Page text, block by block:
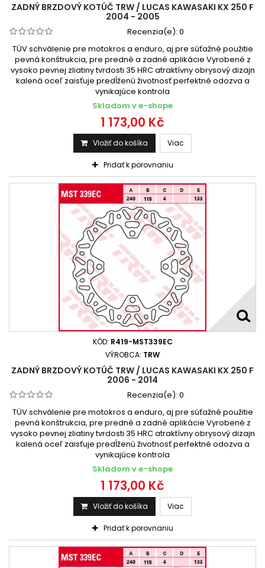
ZADNÝ BRZDOVÝ KOTÚČ TRW / LUCAS KAWASAKI KX 250 F
2004 - 2005
Recenzia(e): 0
TÜV schválenie pre motokros a enduro, aj pre súťažné použitie
pevná konštrukcia, pre predné a zadné aplikácie Vyrobené z
vysoko pevnej zliatiny tvrdosti 35 HRC atraktívny obrysový dizajn
kalená oceľ zaisťuje predĺženú životnosť perfektné odozva a
vynikajúce kontrola
Skladom v e-shope
1 173,00 Kč
Vložiť do košíka Viac
Pridať k porovnaniu
KÓD: R419-MST339EC
VÝROBCA: TRW
ZADNÝ BRZDOVÝ KOTÚČ TRW / LUCAS KAWASAKI KX 250 F
2006 - 2014
Recenzia(e): 0
TÜV schválenie pre motokros a enduro, aj pre súťažné použitie
pevná konštrukcia, pre predné a zadné aplikácie Vyrobené z
vysoko pevnej zliatiny tvrdosti 35 HRC atraktívny obrysový dizajn
kalená oceľ zaisťuje predĺženú životnosť perfektné odozva a
vynikajúce kontrola
Skladom v e-shope
1 173,00 Kč
Vložiť do košíka Viac
Pridať k porovnaniu